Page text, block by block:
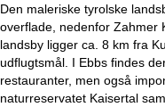
t
s
Den maleriske tyrolske
overflade, nedenfor Zahmer
landsby ligger ca. 8 km fra
udflugtsmål. I Ebbs findes
restauranter, men også
naturreservatet Kaisertal